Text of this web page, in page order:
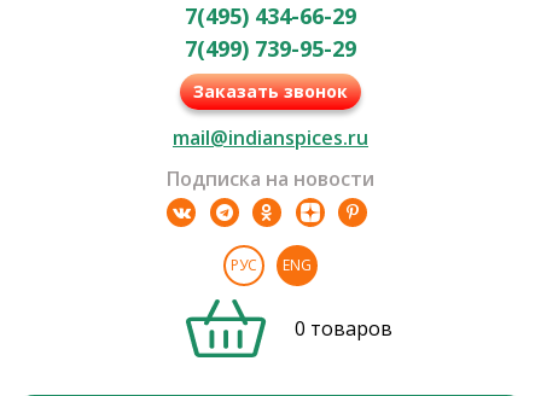
7(495) 434-66-29
7(499) 739-95-29
Заказать звонок
mail@indianspices.ru
Подписка на новости
РУС ENG
0 товаров